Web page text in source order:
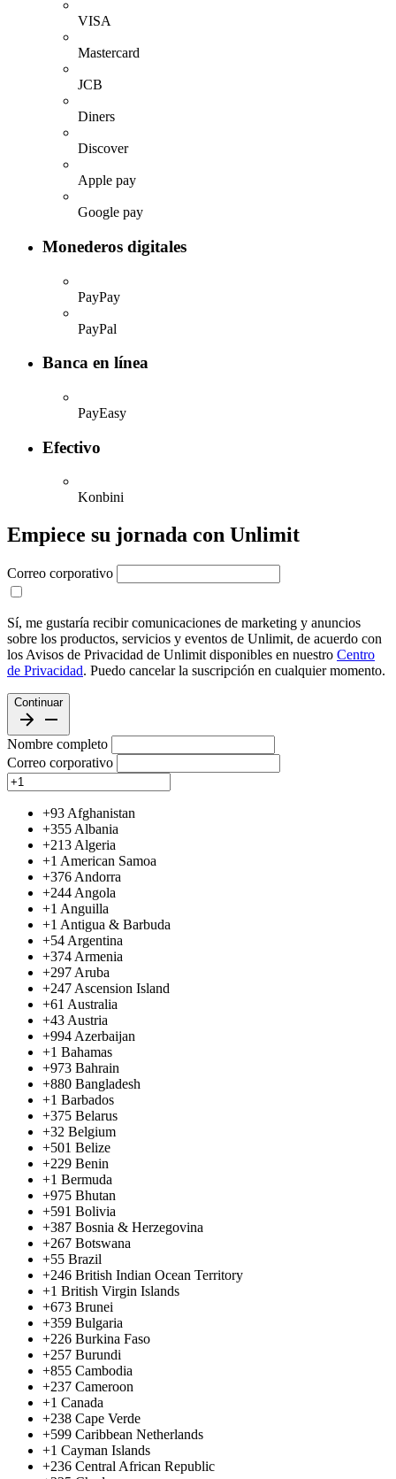
VISA
Mastercard
JCB
Diners
Discover
Apple pay
Google pay
Monederos digitales
PayPay
PayPal
Banca en línea
PayEasy
Efectivo
Konbini
Empiece su jornada con Unlimit
Correo corporativo
Sí, me gustaría recibir comunicaciones de marketing y anuncios
sobre los productos, servicios y eventos de Unlimit, de acuerdo con
los Avisos de Privacidad de Unlimit disponibles en nuestro Centro
de Privacidad. Puedo cancelar la suscripción en cualquier momento.
Continuar
Nombre completo
Correo corporativo
+93 Afghanistan
+355 Albania
+213 Algeria
+1 American Samoa
+376 Andorra
+244 Angola
+1 Anguilla
+1 Antigua & Barbuda
+54 Argentina
+374 Armenia
+297 Aruba
+247 Ascension Island
+61 Australia
+43 Austria
+994 Azerbaijan
+1 Bahamas
+973 Bahrain
+880 Bangladesh
+1 Barbados
+375 Belarus
+32 Belgium
+501 Belize
+229 Benin
+1 Bermuda
+975 Bhutan
+591 Bolivia
+387 Bosnia & Herzegovina
+267 Botswana
+55 Brazil
+246 British Indian Ocean Territory
+1 British Virgin Islands
+673 Brunei
+359 Bulgaria
+226 Burkina Faso
+257 Burundi
+855 Cambodia
+237 Cameroon
+1 Canada
+238 Cape Verde
+599 Caribbean Netherlands
+1 Cayman Islands
+236 Central African Republic